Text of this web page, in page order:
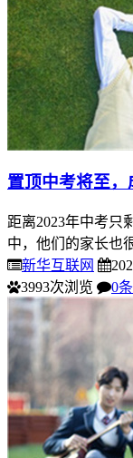
置顶中考将至，
距离2023年中考只
中，他们的家长也
新华互联网
3993次浏览
0